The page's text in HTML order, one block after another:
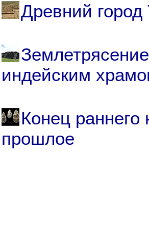
Древний город
индейским
Конец раннего
прошлое